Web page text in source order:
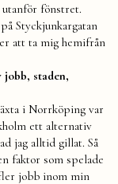
fönstret.
Styckjunkargatan
att ta mig hemifrån
staden,
i Norrköping var
ett alternativ
jag alltid gillat. Så
faktor som spelade
jobb inom min